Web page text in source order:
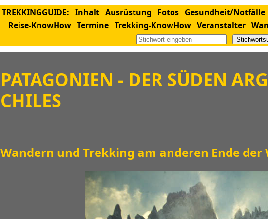
TREKKINGGUIDE: Inhalt Ausrüstung Fotos Gesundheit/Notfälle
Reise-KnowHow Termine Trekking-KnowHow Veranstalter
PATAGONIEN - DER SÜDEN
CHILES
Wandern und Trekking am anderen Ende der